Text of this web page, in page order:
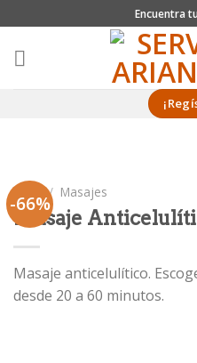
to
content
Encuentra
-66%
Inicio / Masajes
Masaje
Masaje anticelulítico.
desde 20 a 60 minutos.